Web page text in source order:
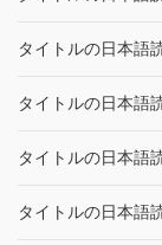
タイトルの日本語
タイトルの日本語
タイトルの日本語
タイトルの日本語